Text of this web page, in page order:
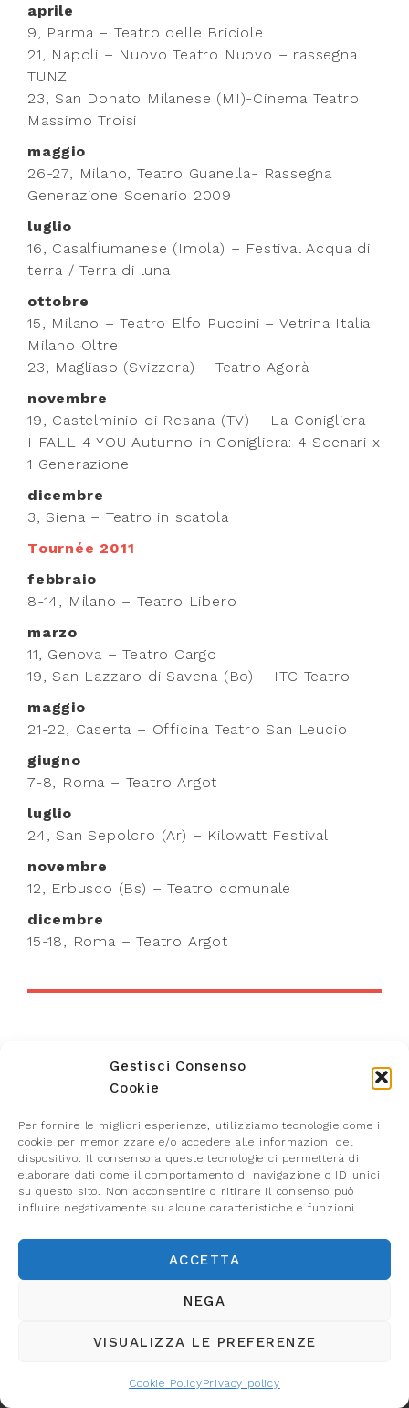
Gestisci Consenso
Cookie
Per fornire le migliori esperienze, utilizziamo tecnologie come i
cookie per memorizzare e/o accedere alle informazioni del
dispositivo. Il consenso a queste tecnologie ci permetterà di
elaborare dati come il comportamento di navigazione o ID unici
su questo sito. Non acconsentire o ritirare il consenso può
influire negativamente su alcune caratteristiche e funzioni.
ACCETTA
NEGA
VISUALIZZA LE PREFERENZE
Cookie PolicyPrivacy policy
aprile
9, Parma – Teatro delle Briciole
21, Napoli – Nuovo Teatro Nuovo – rassegna
TUNZ
23, San Donato Milanese (MI)-Cinema Teatro
Massimo Troisi
maggio
26-27, Milano, Teatro Guanella- Rassegna
Generazione Scenario 2009
luglio
16, Casalfiumanese (Imola) – Festival Acqua di
terra / Terra di luna
ottobre
15, Milano – Teatro Elfo Puccini – Vetrina Italia
Milano Oltre
23, Magliaso (Svizzera) – Teatro Agorà
novembre
19, Castelminio di Resana (TV) – La Conigliera –
I FALL 4 YOU Autunno in Conigliera: 4 Scenari x
1 Generazione
dicembre
3, Siena – Teatro in scatola
Tournée 2011
febbraio
8-14, Milano – Teatro Libero
marzo
11, Genova – Teatro Cargo
19, San Lazzaro di Savena (Bo) – ITC Teatro
maggio
21-22, Caserta – Officina Teatro San Leucio
giugno
7-8, Roma – Teatro Argot
luglio
24, San Sepolcro (Ar) – Kilowatt Festival
novembre
12, Erbusco (Bs) – Teatro comunale
dicembre
15-18, Roma – Teatro Argot
SCENARIO ETS
40121 Bologna